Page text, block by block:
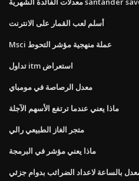
أسلم لعب القمار على الانترنت
Msci عملة منهجية مؤشر التحوط
تداول itm استعراض
معدل الرصاصة في مومباي
ماذا يعني عندما ترتفع الأسهم الآجلة
متجر الغاز الطبيعي رالي
ماذا يعني مؤشر في البرمجة
بالساعة لاعداد الضرائب بدوام جزئي